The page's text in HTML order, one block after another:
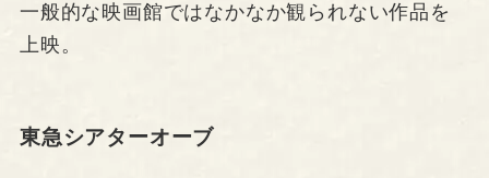
一般的な映画館ではなかなか観られない作品を
上映。
東急シアターオーブ